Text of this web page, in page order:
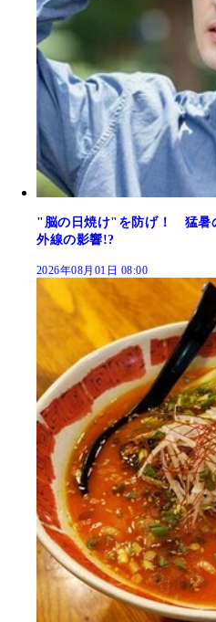
"脳の日焼け"を防げ！ 猛暑
外線の影響!?
2026年08月01日 08:00